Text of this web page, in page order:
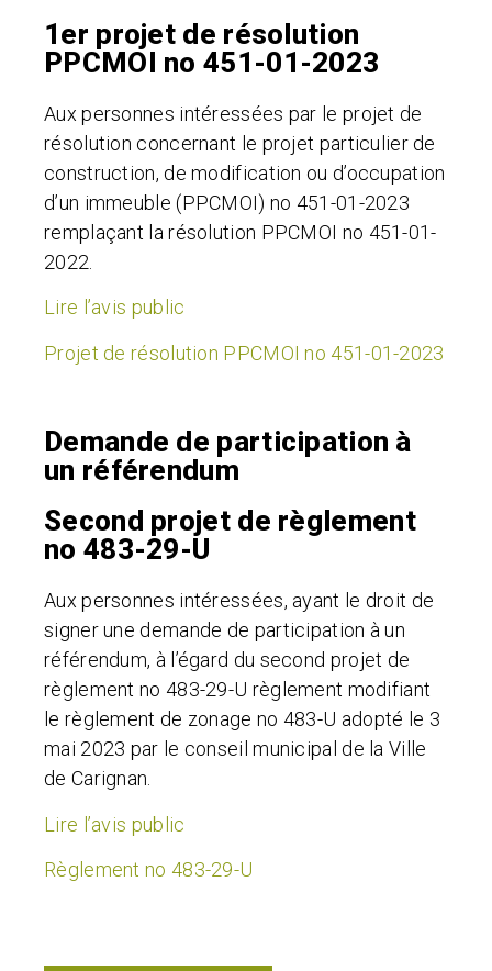
1er projet de résolution
PPCMOI no 451-01-2023
Aux personnes intéressées par le projet de
résolution concernant le projet particulier de
construction, de modification ou d’occupation
d’un immeuble (PPCMOI) no 451-01-2023
remplaçant la résolution PPCMOI no 451-01-
2022.
Lire l’avis public
Projet de résolution PPCMOI no 451-01-2023
Demande de participation à
un référendum
Second projet de règlement
no 483-29-U
Aux personnes intéressées, ayant le droit de
signer une demande de participation à un
référendum, à l’égard du second projet de
règlement no 483-29-U règlement modifiant
le règlement de zonage no 483-U adopté le 3
mai 2023 par le conseil municipal de la Ville
de Carignan.
Lire l’avis public
Règlement no 483-29-U